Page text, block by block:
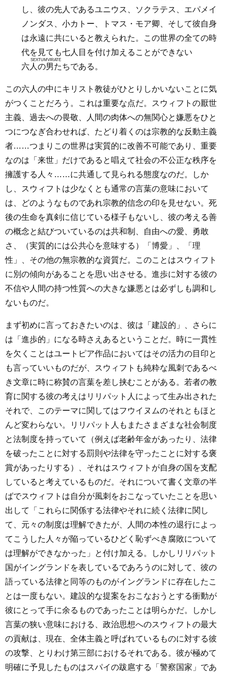
し、彼の先人であるユニウス、ソクラテス、エパメイ
ノンダス、小カトー、トマス・モア卿、そして彼自身
は永遠に共にいると教えられた。この世界の全ての時
代を見ても七人目を付け加えることができない
六人の男たち
SEXTUMVIRATE
である。
この六人の中にキリスト教徒がひとりしかいないことに気
がつくことだろう。これは重要な点だ。スウィフトの厭世
主義、過去への畏敬、人間の肉体への無関心と嫌悪をひと
つにつなぎ合わせれば、たどり着くのは宗教的な反動主義
者……つまりこの世界は実質的に改善不可能であり、重要
なのは「来世」だけであると唱えて社会の不公正な秩序を
擁護する人々……に共通して見られる態度なのだ。しか
し、スウィフトは少なくとも通常の言葉の意味において
は、どのようなものであれ宗教的信念の印を見せない。死
後の生命を真剣に信じている様子もないし、彼の考える善
の概念と結びついているのは共和制、自由への愛、勇敢
さ、（実質的には公共心を意味する）「博愛」、「理
性」、その他の無宗教的な資質だ。このことはスウィフト
に別の傾向があることを思い出させる。進歩に対する彼の
不信や人間の持つ性質への大きな嫌悪とは必ずしも調和し
ないものだ。
まず初めに言っておきたいのは、彼は「建設的」、さらに
は「進歩的」になる時さえあるということだ。時に一貫性
を欠くことはユートピア作品においてはその活力の目印と
も言っていいものだが、スウィフトも純粋な風刺であるべ
き文章に時に称賛の言葉を差し挟むことがある。若者の教
育に関する彼の考えはリリパット人によって生み出された
それで、このテーマに関してはフウイヌムのそれともほと
んど変わらない。リリパット人もまたさまざまな社会制度
と法制度を持っていて（例えば老齢年金があったり、法律
を破ったことに対する罰則や法律を守ったことに対する褒
賞があったりする）、それはスウィフトが自身の国を支配
していると考えているものだ。それについて書く文章の半
ばでスウィフトは自分が風刺をおこなっていたことを思い
出して「これらに関係する法律やそれに続く法律に関し
て、元々の制度は理解できたが、人間の本性の退行によっ
てこうした人々が陥っているひどく恥ずべき腐敗について
は理解ができなかった」と付け加える。しかしリリパット
国がイングランドを表しているであろうのに対して、彼の
語っている法律と同等のものがイングランドに存在したこ
とは一度もない。建設的な提案をおこなおうとする衝動が
彼にとって手に余るものであったことは明らかだ。しかし
言葉の狭い意味における、政治思想へのスウィフトの最大
の貢献は、現在、全体主義と呼ばれているものに対する彼
の攻撃、とりわけ第三部におけるそれである。彼が極めて
明確に予見したものはスパイの跋扈する「警察国家」であ